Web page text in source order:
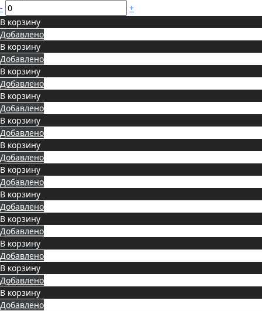
-
+
В корзину
Добавлено
В корзину
Добавлено
В корзину
Добавлено
В корзину
Добавлено
В корзину
Добавлено
В корзину
Добавлено
В корзину
Добавлено
В корзину
Добавлено
В корзину
Добавлено
В корзину
Добавлено
В корзину
Добавлено
В корзину
Добавлено